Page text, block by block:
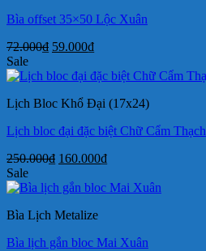
Bìa offset 35×50 Lộc Xuân
72.000₫ Giá
là:
59.000₫Giá
tại
59.000₫.
Sale
Lịch Bloc Khổ Đại (17x24)
Lịch bloc đại đặc biệt Chữ Cẩm Thạch
250.000₫ Giá
là:
160.000₫Giá
tại
Sale
Bìa Lịch Metalize
Bìa lịch gắn bloc Mai Xuân